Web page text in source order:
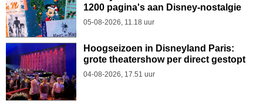
1200 pagina's aan Disney-nostalgie
05-08-2026, 11.18 uur
Hoogseizoen in Disneyland Paris:
grote theatershow per direct gestopt
04-08-2026, 17.51 uur